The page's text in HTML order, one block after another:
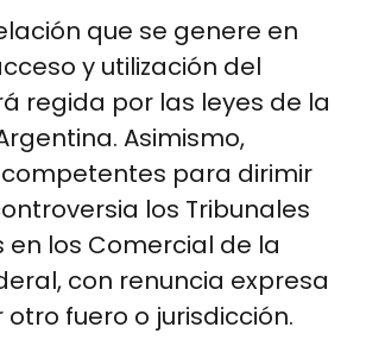
que se genere en
y utilización del
regida por las leyes de la
Asimismo,
para dirimir
los Tribunales
en los Comercial de la
con renuncia expresa
fuero o jurisdicción.